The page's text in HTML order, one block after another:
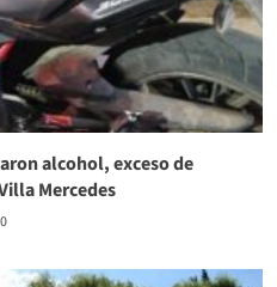
alcohol, exceso de
Mercedes
0